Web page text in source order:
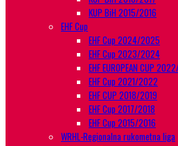
KUP BiH 2015/2016
EHF Cup
EHF Cup 2024/2025
EHF Cup 2023/2024
EHF EUROPEAN CUP
EHF Cup 2021/2022
EHF CUP 2018/2019
EHF Cup 2017/2018
EHF Cup 2015/2016
WRHL-Regionalna rukometna liga